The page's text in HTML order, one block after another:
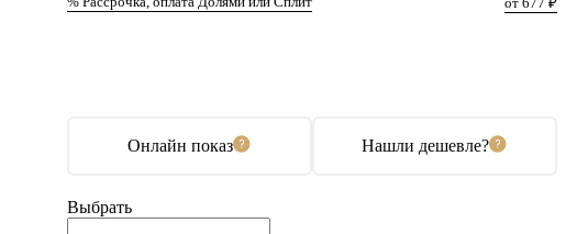
Онлайн показ Нашли дешевле?
Выбрать